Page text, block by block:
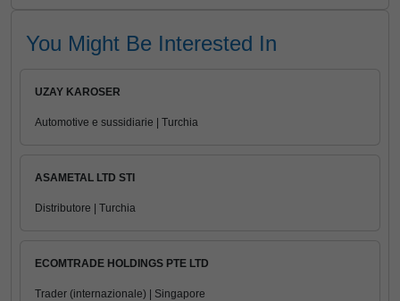
You Might Be Interested In
UZAY KAROSER
Automotive e sussidiarie | Turchia
ASAMETAL LTD STI
Distributore | Turchia
ECOMTRADE HOLDINGS PTE LTD
Trader (internazionale) | Singapore